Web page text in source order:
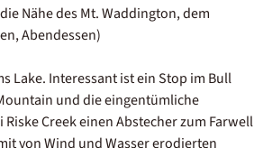
Nähe des Mt. Waddington, dem
Abendessen)
Lake. Interessant ist ein Stop im Bull
und die eingentümliche
Creek einen Abstecher zum Farwell
von Wind und Wasser erodierten